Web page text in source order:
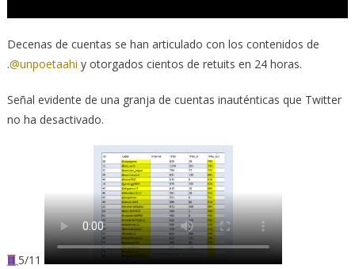
Decenas de cuentas se han articulado con los contenidos de
.@unpoetaahi y otorgados cientos de retuits en 24 horas.
Señal evidente de una granja de cuentas inauténticas que Twitter
no ha desactivado.
5/11